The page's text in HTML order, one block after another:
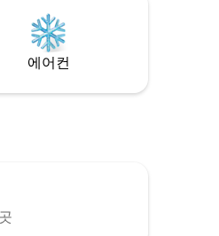
한 팁을 알려드리겠습
에어컨